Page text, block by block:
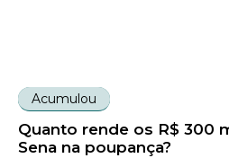
Acumulou
Quanto rende os R$ 300
Sena na poupança?